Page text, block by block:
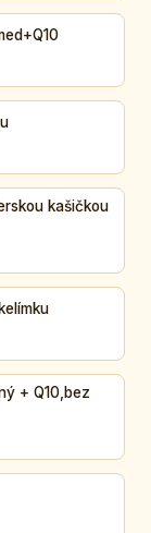
kašičkou
+ Q10,bez